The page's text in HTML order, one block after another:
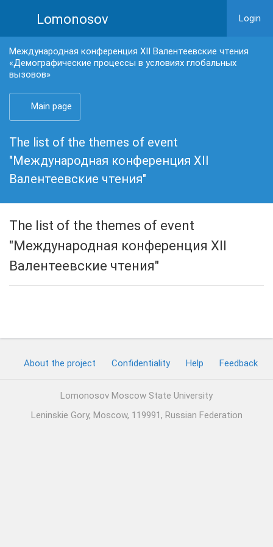
Lomonosov Login
Международная конференция XII Валентеевские чтения
«Демографические процессы в условиях глобальных
вызовов»
Main page
The list of the themes of event
"Международная конференция XII
Валентеевские чтения"
The list of the themes of event
"Международная конференция XII
Валентеевские чтения"
About the project Confidentiality Help Feedback
Lomonosov Moscow State University
Leninskie Gory, Moscow, 119991, Russian Federation